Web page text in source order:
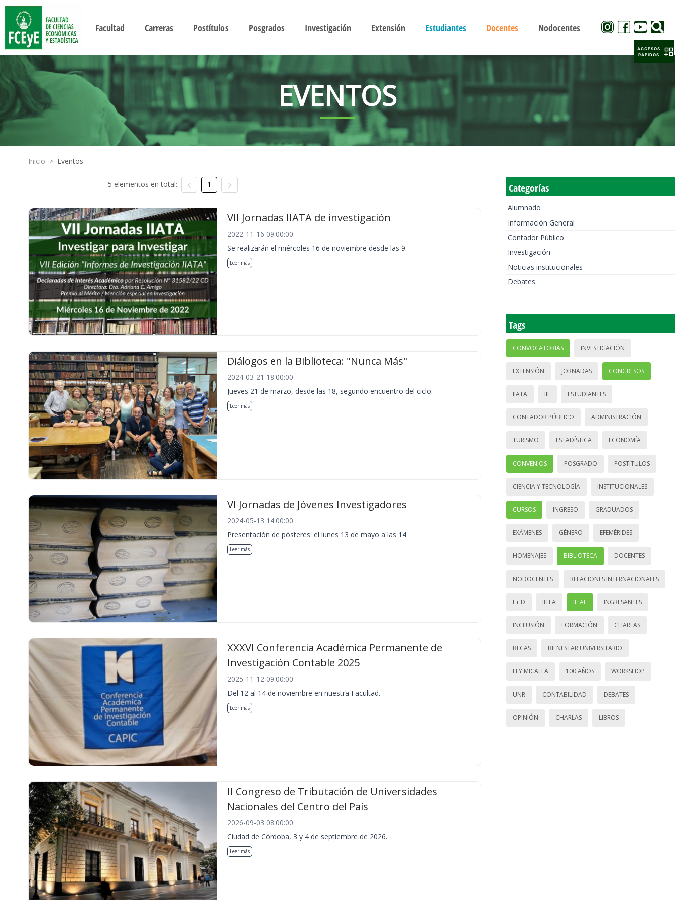
Facultad Carreras Postítulos Posgrados Investigación Extensión Estudiantes Docentes Nodocentes
EVENTOS
Inicio > Eventos
5 elementos en total: 1
VII Jornadas IIATA de investigación
2022-11-16 09:00:00
Se realizarán el miércoles 16 de noviembre desde las 9.
Leer más
Diálogos en la Biblioteca: "Nunca Más"
2024-03-21 18:00:00
Jueves 21 de marzo, desde las 18, segundo encuentro del ciclo.
Leer más
VI Jornadas de Jóvenes Investigadores
2024-05-13 14:00:00
Presentación de pósteres: el lunes 13 de mayo a las 14.
Leer más
XXXVI Conferencia Académica Permanente de
Investigación Contable 2025
2025-11-12 09:00:00
Del 12 al 14 de noviembre en nuestra Facultad.
Leer más
II Congreso de Tributación de Universidades
Nacionales del Centro del País
2026-09-03 08:00:00
Ciudad de Córdoba, 3 y 4 de septiembre de 2026.
Leer más
Categorías
Alumnado
Información General
Contador Público
Investigación
Noticias institucionales
Debates
Tags
CONVOCATORIAS INVESTIGACIÓN
EXTENSIÓN JORNADAS CONGRESOS
IIATA IIE ESTUDIANTES
CONTADOR PÚBLICO ADMINISTRACIÓN
TURISMO ESTADÍSTICA ECONOMÍA
CONVENIOS POSGRADO POSTÍTULOS
CIENCIA Y TECNOLOGÍA INSTITUCIONALES
CURSOS INGRESO GRADUADOS
EXÁMENES GÉNERO EFEMÉRIDES
HOMENAJES BIBLIOTECA DOCENTES
NODOCENTES RELACIONES INTERNACIONALES
I + D IITEA IITAE INGRESANTES
INCLUSIÓN FORMACIÓN CHARLAS
BECAS BIENESTAR UNIVERSITARIO
LEY MICAELA 100 AÑOS WORKSHOP
UNR CONTABILIDAD DEBATES
OPINIÓN CHARLAS LIBROS
ACCESOS
RAPIDOS